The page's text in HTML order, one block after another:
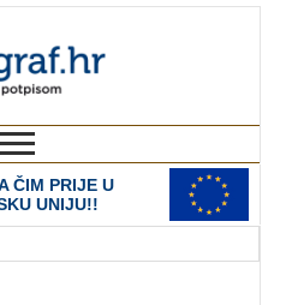
ČIM PRIJE U
UNIJU!!